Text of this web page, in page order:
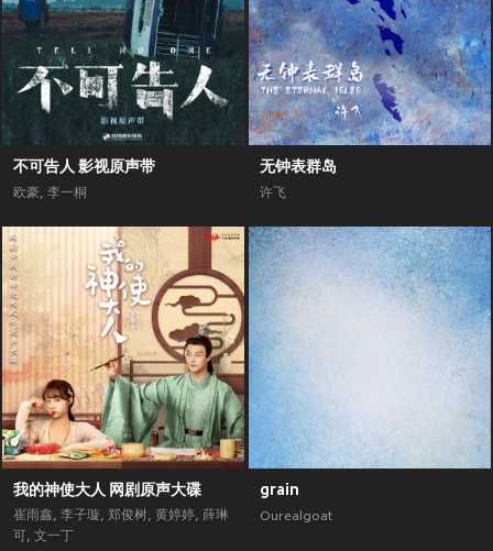
不可告人 影视原声带
欧豪, 李一桐
无钟表群岛
许飞
我的神使大人 网剧原声大碟
崔雨鑫, 李子璇, 郑俊树, 黄婷婷, 薛琳
可 , 文一丁
grain
Ourealgoat